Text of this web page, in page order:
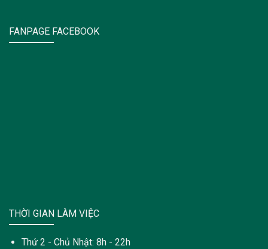
FANPAGE FACEBOOK
THỜI GIAN LÀM VIỆC
Thứ 2 - Chủ Nhật: 8h - 22h